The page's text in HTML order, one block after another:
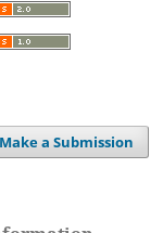
Make a Submission